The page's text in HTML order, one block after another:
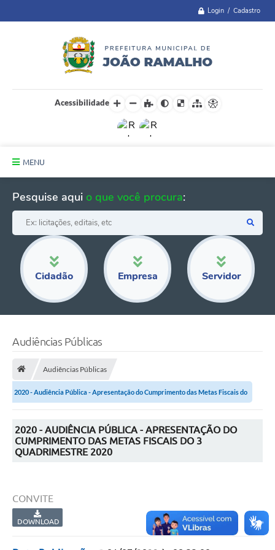
Login / Cadastro
Acessibilidade
MENU
A Cidade
Administração
Telefones Úteis
Educação
Transparência
Legislação
Diário Oficial
Ouvidoria
SIC
Pesquise aqui o que você procura:
Cidadão Empresa Servidor
Audiências Públicas
Audiências Públicas
2020 - Audiência Pública - Apresentação do Cumprimento das Metas Fiscais do
2020 - AUDIÊNCIA PÚBLICA - APRESENTAÇÃO DO
CUMPRIMENTO DAS METAS FISCAIS DO 3
QUADRIMESTRE 2020
CONVITE
DOWNLOAD